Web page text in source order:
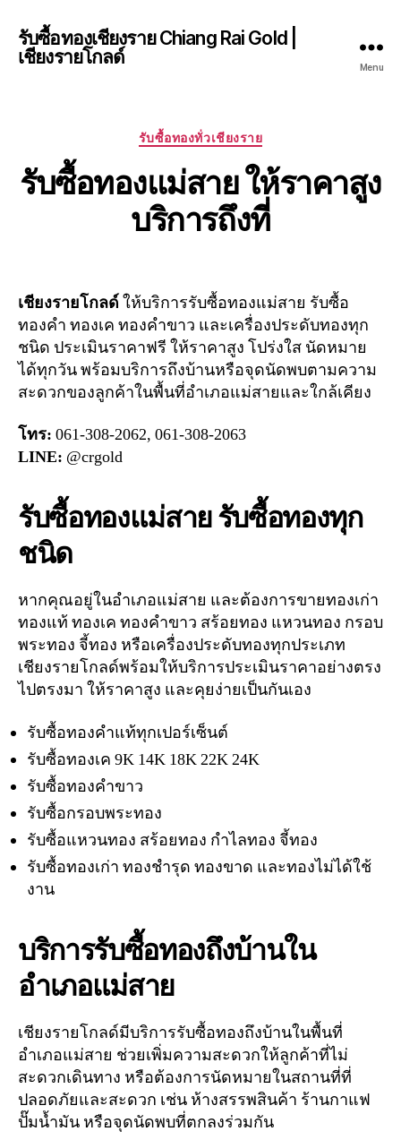
รับซื้อทองเชียงราย Chiang Rai Gold |
เชียงรายโกลด์
Menu
Categories
รับซื้อทองทั่วเชียงราย
รับซื้อทองแม่สาย ให้ราคาสูง
บริการถึงที่
เชียงรายโกลด์ ให้บริการรับซื้อทองแม่สาย รับซื้อ
ทองคำ ทองเค ทองคำขาว และเครื่องประดับทองทุก
ชนิด ประเมินราคาฟรี ให้ราคาสูง โปร่งใส นัดหมาย
ได้ทุกวัน พร้อมบริการถึงบ้านหรือจุดนัดพบตามความ
สะดวกของลูกค้าในพื้นที่อำเภอแม่สายและใกล้เคียง
โทร: 061-308-2062, 061-308-2063
LINE: @crgold
รับซื้อทองแม่สาย รับซื้อทองทุก
ชนิด
หากคุณอยู่ในอำเภอแม่สาย และต้องการขายทองเก่า
ทองแท้ ทองเค ทองคำขาว สร้อยทอง แหวนทอง กรอบ
พระทอง จี้ทอง หรือเครื่องประดับทองทุกประเภท
เชียงรายโกลด์พร้อมให้บริการประเมินราคาอย่างตรง
ไปตรงมา ให้ราคาสูง และคุยง่ายเป็นกันเอง
รับซื้อทองคำแท้ทุกเปอร์เซ็นต์
รับซื้อทองเค 9K 14K 18K 22K 24K
รับซื้อทองคำขาว
รับซื้อกรอบพระทอง
รับซื้อแหวนทอง สร้อยทอง กำไลทอง จี้ทอง
รับซื้อทองเก่า ทองชำรุด ทองขาด และทองไม่ได้ใช้
งาน
บริการรับซื้อทองถึงบ้านใน
อำเภอแม่สาย
เชียงรายโกลด์มีบริการรับซื้อทองถึงบ้านในพื้นที่
อำเภอแม่สาย ช่วยเพิ่มความสะดวกให้ลูกค้าที่ไม่
สะดวกเดินทาง หรือต้องการนัดหมายในสถานที่ที่
ปลอดภัยและสะดวก เช่น ห้างสรรพสินค้า ร้านกาแฟ
ปั๊มน้ำมัน หรือจุดนัดพบที่ตกลงร่วมกัน